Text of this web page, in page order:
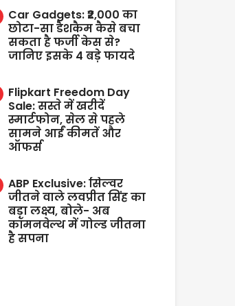
Car Gadgets: ₹2,000 का
छोटा-सा डैशकैम कैसे बचा
सकता है फर्जी केस से?
जानिए इसके 4 बड़े फायदे
Flipkart Freedom Day
Sale: सस्ते में खरीदें
स्मार्टफोन, सेल से पहले
सामने आईं कीमतें और
ऑफर्स
ABP Exclusive: सिल्वर
जीतने वाले लवप्रीत सिंह का
बड़ा लक्ष्य, बोले- अब
कॉमनवेल्थ में गोल्ड जीतना
है सपना